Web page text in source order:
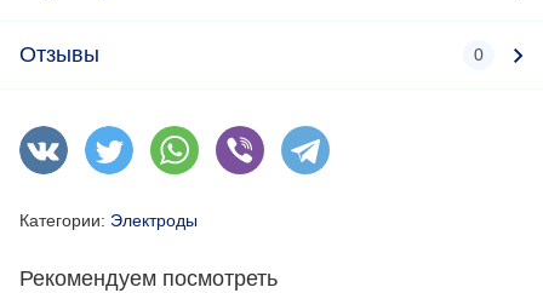
Отзывы 0
Категории: Электроды
Рекомендуем посмотреть